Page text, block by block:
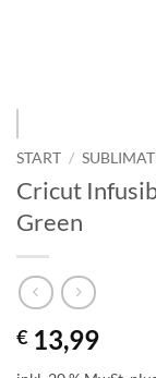
START /
Cricut
Green
€ 13,99